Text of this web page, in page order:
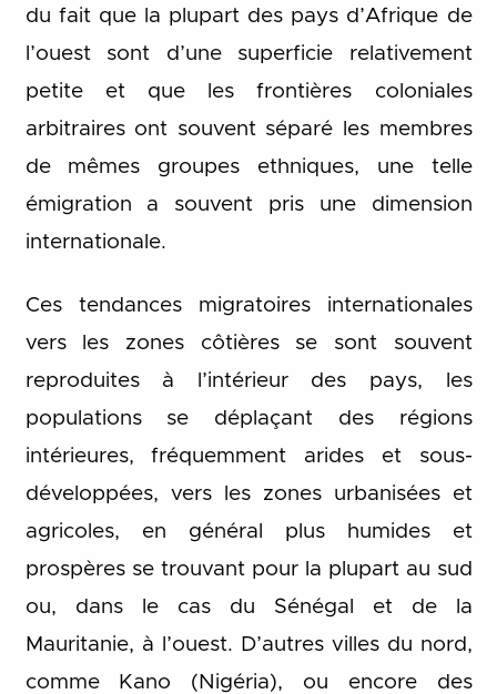
du fait que la plupart des pays d’Afrique de
l’ouest sont d’une superficie relativement
petite et que les frontières coloniales
arbitraires ont souvent séparé les membres
de mêmes groupes ethniques, une telle
émigration a souvent pris une dimension
internationale.
Ces tendances migratoires internationales
vers les zones côtières se sont souvent
reproduites à l’intérieur des pays, les
populations se déplaçant des régions
intérieures, fréquemment arides et sous-
développées, vers les zones urbanisées et
agricoles, en général plus humides et
prospères se trouvant pour la plupart au sud
ou, dans le cas du Sénégal et de la
Mauritanie, à l’ouest. D’autres villes du nord,
comme Kano (Nigéria), ou encore des